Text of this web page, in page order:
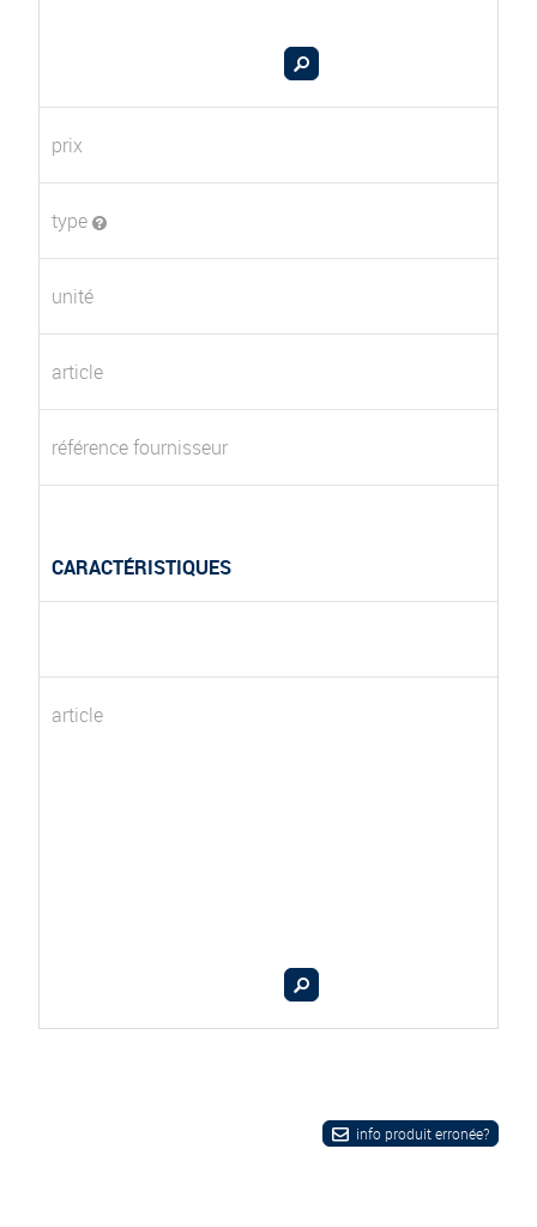
prix
type
unité
article
référence fournisseur
CARACTÉRISTIQUES
article
info produit erronée?